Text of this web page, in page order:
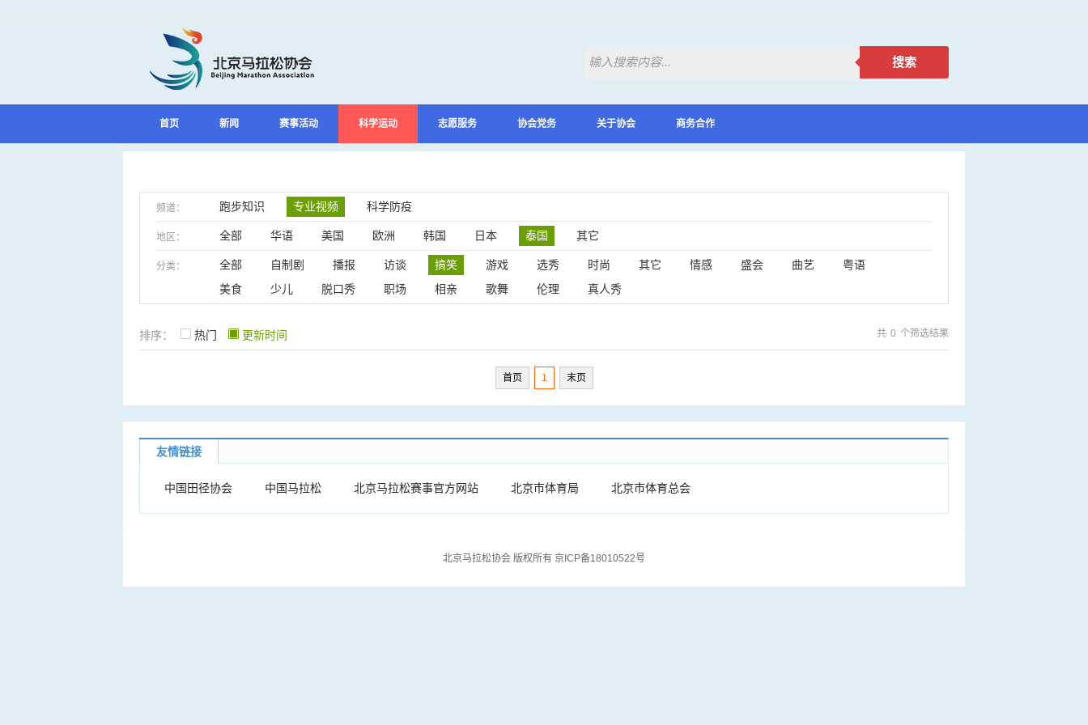
搜索
首页 新闻 赛事活动 科学运动 志愿服务 协会党务 关于协会 商务合作
频道： 跑步知识 专业视频 科学防疫
地区： 全部 华语 美国 欧洲 韩国 日本 泰国 其它
分类： 全部 自制剧 播报 访谈 搞笑 游戏 选秀 时尚 其它 情感 盛会 曲艺
粤语
美食
少儿 脱口秀 职场 相亲 歌舞 伦理 真人秀
排序： 热门 更新时间 共 0 个筛选结果
首页 1 末页
友情链接
中国田径协会 中国马拉松 北京马拉松赛事官方网站 北京市体育局 北京市体育总会
北京马拉松协会 版权所有 京ICP备18010522号